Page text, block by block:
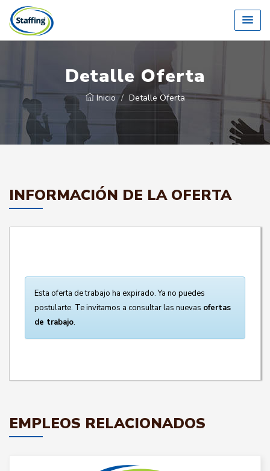
Detalle Oferta
Inicio Detalle Oferta
INFORMACIÓN DE LA OFERTA
Esta oferta de trabajo ha expirado. Ya no puedes
postularte. Te invitamos a consultar las nuevas ofertas
de trabajo.
EMPLEOS RELACIONADOS